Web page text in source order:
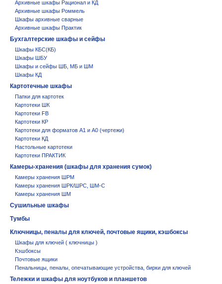
Архивные шкафы Рационал и КД
Архивные шкафы Роммель
Шкафы архивные сварные
Архивные шкафы Практик
Бухгалтерские шкафы и сейфы
Шкафы КБС(КБ)
Шкафы ШБУ
Шкафы и сейфы ШБ, МБ и ШМ
Шкафы КД
Картотечные шкафы
Папки для картотек
Картотеки ШК
Картотеки FB
Картотеки КР
Картотеки для форматов А1 и А0 (чертежи)
Картотеки КД
Настольные картотеки
Картотеки ПРАКТИК
Камеры-хранения (шкафы для хранения сумок)
Камеры хранения ШРМ
Камеры хранения ШРК/ШРС, ШМ-С
Камеры хранения ШМ
Сушильные шкафы
Тумбы
Ключницы, пеналы для ключей, почтовые ящики, кэшбоксы
Шкафы для ключей ( ключницы )
Кэшбоксы
Почтовые ящики
Пенальницы, пеналы, опечатывающие устройства, бирки для ключей
Тележки и шкафы для ноутбуков и планшетов